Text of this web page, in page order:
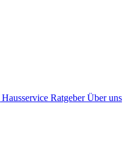
Hausservice RatgeberÜber uns